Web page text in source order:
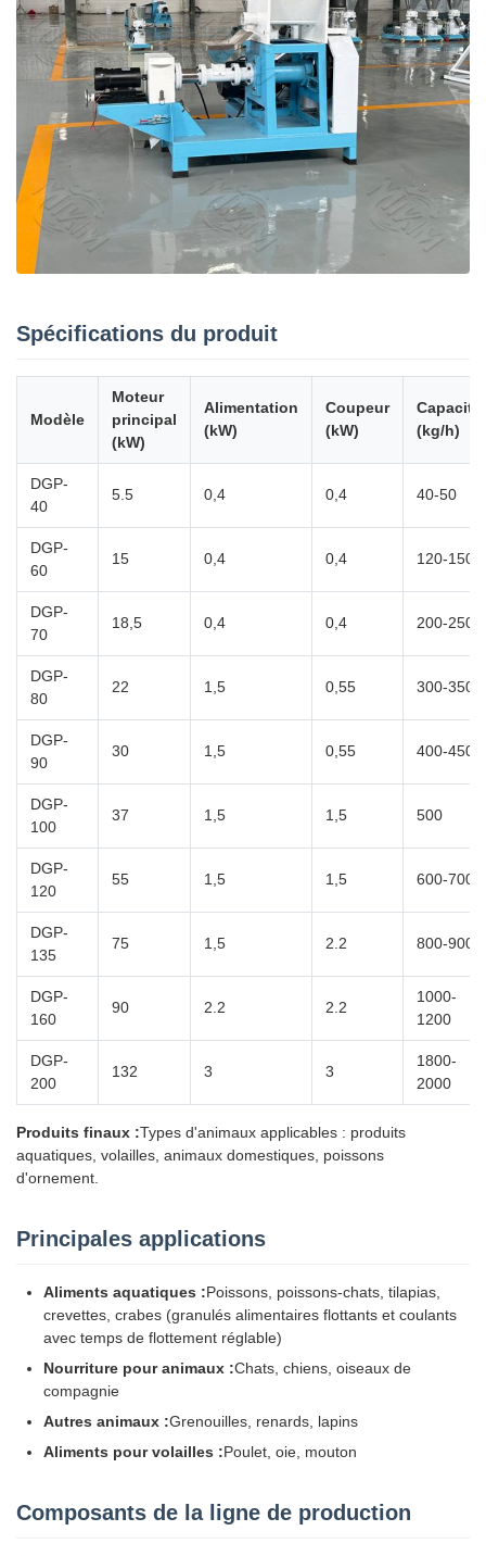
Spécifications du produit
Modèle
Moteur
principal
(kW)
Alimentation
(kW)
Coupeur
(kW)
Capacité
(kg/h)
DGP-
40
5.5 0,4 0,4 40-50
DGP-
60
15 0,4 0,4 120-150
DGP-
70
18,5 0,4 0,4 200-250
DGP-
80
22 1,5 0,55 300-350
DGP-
90
30 1,5 0,55 400-450
DGP-
100
37 1,5 1,5 500
DGP-
120
55 1,5 1,5 600-700
DGP-
135
75 1,5 2.2 800-900
DGP-
160
90 2.2 2.2
1000-
1200
DGP-
200
132 3 3
1800-
2000
Produits finaux :Types d'animaux applicables : produits
aquatiques, volailles, animaux domestiques, poissons
d'ornement.
Principales applications
Aliments aquatiques :Poissons, poissons-chats, tilapias,
crevettes, crabes (granulés alimentaires flottants et coulants
avec temps de flottement réglable)
Nourriture pour animaux :Chats, chiens, oiseaux de
compagnie
Autres animaux :Grenouilles, renards, lapins
Aliments pour volailles :Poulet, oie, mouton
Composants de la ligne de production